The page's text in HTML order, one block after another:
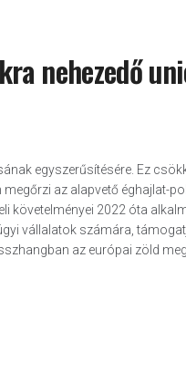
nehezedő
egyszerűsítésére. Ez
az alapvető éghajlat-
követelményei 2022 óta
vállalatok számára,
az európai zöld